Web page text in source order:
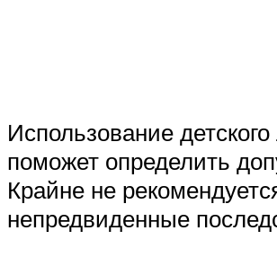
Использование
поможет определить
Крайне не
непредвиденные